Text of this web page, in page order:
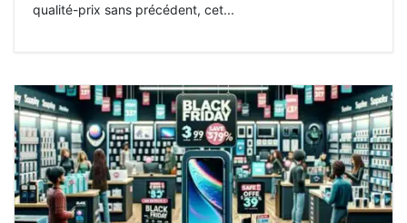
qualité-prix sans précédent, cet...